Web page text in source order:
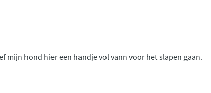
mijn hond hier een handje vol vann voor het slapen gaan.